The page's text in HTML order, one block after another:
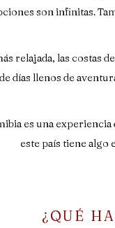
son infinitas.
relajada, las costas
días llenos de
es una
este país tiene
¿QUÉ